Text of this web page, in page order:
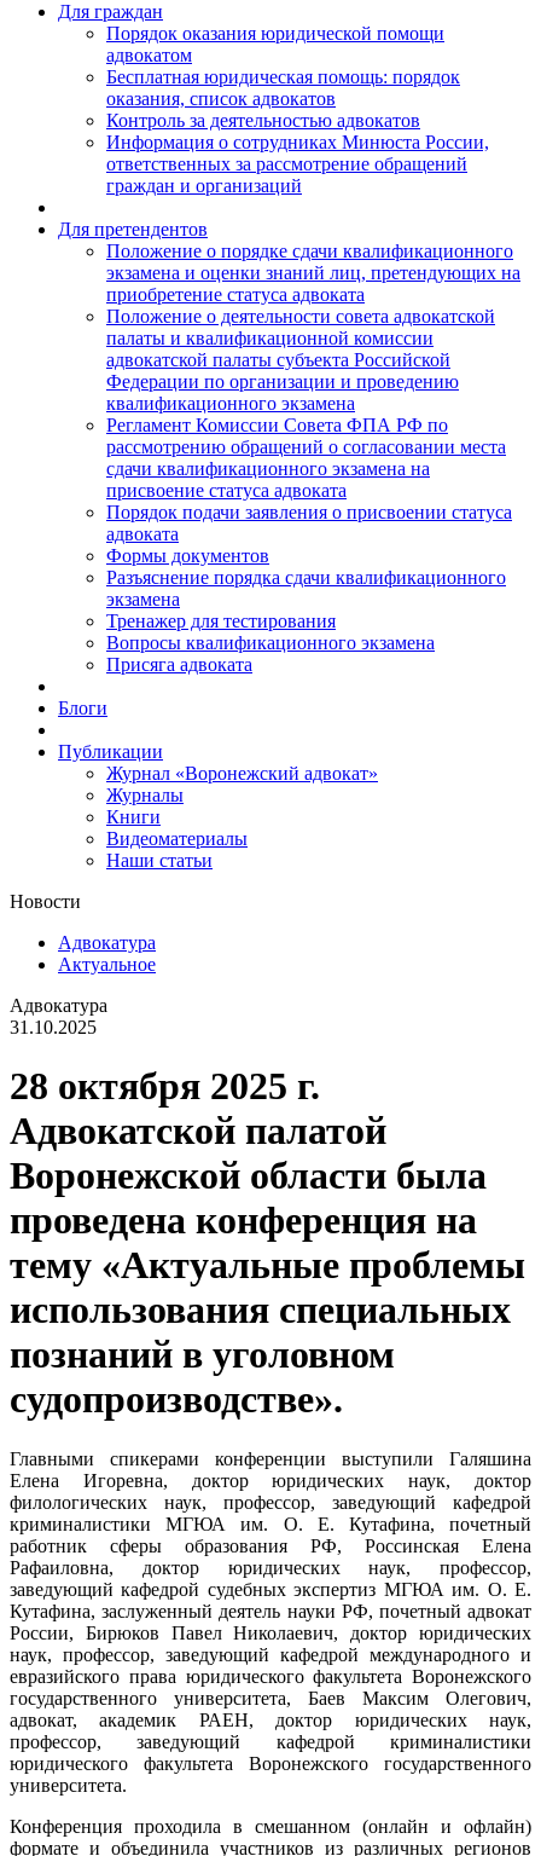
Для граждан
Порядок оказания юридической помощи
адвокатом
Бесплатная юридическая помощь: порядок
оказания, список адвокатов
Контроль за деятельностью адвокатов
Информация о сотрудниках Минюста России,
ответственных за рассмотрение обращений
граждан и организаций
Для претендентов
Положение о порядке сдачи квалификационного
экзамена и оценки знаний лиц, претендующих на
приобретение статуса адвоката
Положение о деятельности совета адвокатской
палаты и квалификационной комиссии
адвокатской палаты субъекта Российской
Федерации по организации и проведению
квалификационного экзамена
Регламент Комиссии Совета ФПА РФ по
рассмотрению обращений о согласовании места
сдачи квалификационного экзамена на
присвоение статуса адвоката
Порядок подачи заявления о присвоении статуса
адвоката
Формы документов
Разъяснение порядка сдачи квалификационного
экзамена
Тренажер для тестирования
Вопросы квалификационного экзамена
Присяга адвоката
Блоги
Публикации
Журнал «Воронежский адвокат»
Журналы
Книги
Видеоматериалы
Наши статьи
Новости
Адвокатура
Актуальное
Адвокатура
31.10.2025
28 октября 2025 г.
Адвокатской палатой
Воронежской области была
проведена конференция на
тему «Актуальные проблемы
использования специальных
познаний в уголовном
судопроизводстве».
Главными спикерами конференции выступили Галяшина
Елена Игоревна, доктор юридических наук, доктор
филологических наук, профессор, заведующий кафедрой
криминалистики МГЮА им. О. Е. Кутафина, почетный
работник сферы образования РФ, Россинская Елена
Рафаиловна, доктор юридических наук, профессор,
заведующий кафедрой судебных экспертиз МГЮА им. О. Е.
Кутафина, заслуженный деятель науки РФ, почетный адвокат
России, Бирюков Павел Николаевич, доктор юридических
наук, профессор, заведующий кафедрой международного и
евразийского права юридического факультета Воронежского
государственного университета, Баев Максим Олегович,
адвокат, академик РАЕН, доктор юридических наук,
профессор, заведующий кафедрой криминалистики
юридического факультета Воронежского государственного
университета.
Конференция проходила в смешанном (онлайн и офлайн)
формате и объединила участников из различных регионов